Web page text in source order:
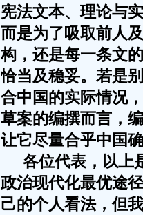
宪法文本、理论与
而是为了吸取前人
构，还是每一条文
恰当及稳妥。若是
合中国的实际情况
草案的编撰而言，
让它尽量合乎中国
各位代表，以上
政治现代化最优途
己的个人看法，但